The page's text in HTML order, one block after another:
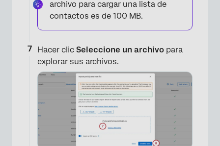
archivo para cargar una lista de
contactos es de 100 MB.
Hacer clic Seleccione un archivo para
explorar sus archivos.